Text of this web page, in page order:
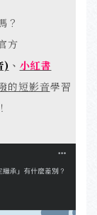
？
方
) 、 小紅書
的短影音學習